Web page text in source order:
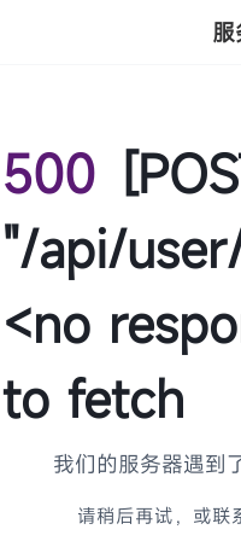
500
"/api/
<no
to fetch
我们的服务器遇到
请稍后再试，或联